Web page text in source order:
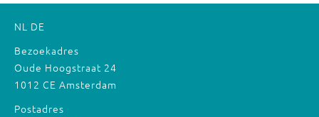
NL DE
Bezoekadres
Oude Hoogstraat 24
1012 CE Amsterdam
Postadres